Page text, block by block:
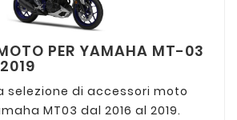
PER YAMAHA MT-03
selezione di accessori moto
MT03 dal 2016 al 2019.